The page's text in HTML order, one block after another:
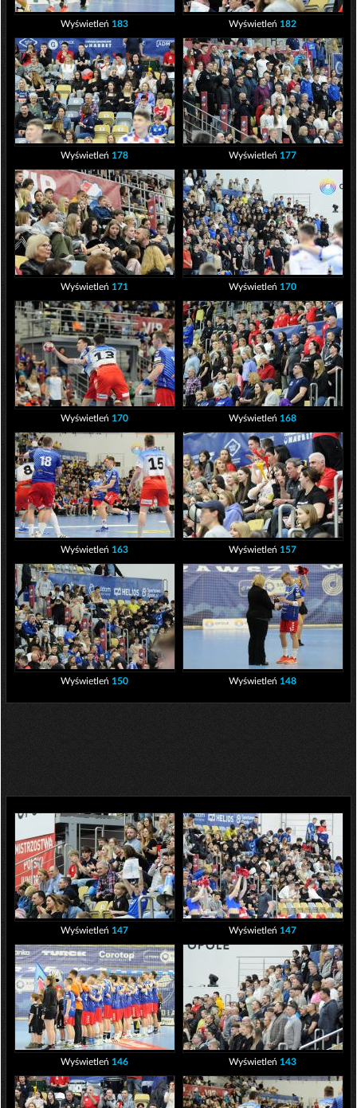
Wyświetleń 183 Wyświetleń 182
Wyświetleń 178 Wyświetleń 177
Wyświetleń 171 Wyświetleń 170
Wyświetleń 170 Wyświetleń 168
Wyświetleń 163 Wyświetleń 157
Wyświetleń 150 Wyświetleń 148
Wyświetleń 147 Wyświetleń 147
Wyświetleń 146 Wyświetleń 143